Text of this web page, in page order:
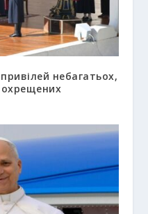
небагатьох,
охрещених